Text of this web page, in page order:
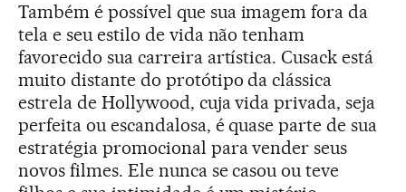
Também é possível que sua imagem fora da
tela e seu estilo de vida não tenham
favorecido sua carreira artística. Cusack está
muito distante do protótipo da clássica
estrela de Hollywood, cuja vida privada, seja
perfeita ou escandalosa, é quase parte de sua
estratégia promocional para vender seus
novos filmes. Ele nunca se casou ou teve